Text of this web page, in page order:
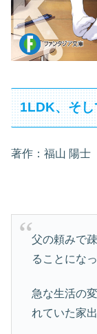
1LDK、そ
著作：福山
父の頼みで
ることにな
急な生活の
れていた家